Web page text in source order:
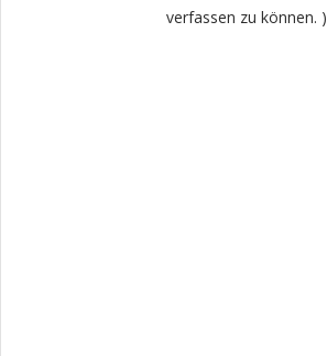
verfassen zu können. )